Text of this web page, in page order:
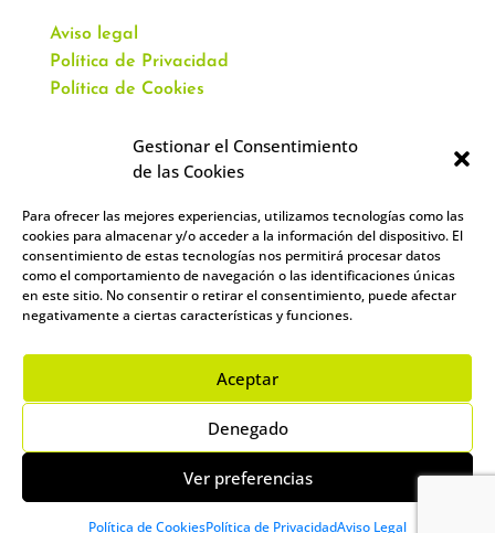
Gestionar el Consentimiento
de las Cookies
Para ofrecer las mejores experiencias, utilizamos tecnologías como las
cookies para almacenar y/o acceder a la información del dispositivo. El
consentimiento de estas tecnologías nos permitirá procesar datos
como el comportamiento de navegación o las identificaciones únicas
en este sitio. No consentir o retirar el consentimiento, puede afectar
negativamente a ciertas características y funciones.
Aceptar
Denegado
Ver preferencias
Política de CookiesPolítica de PrivacidadAviso Legal
Aviso legal
Política de Privacidad
Política de Cookies
CONTACTO
Av. Virgen del Val, 51
Alcalá de Henares,
info@academiacartablanca.es